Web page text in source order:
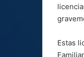
Estas